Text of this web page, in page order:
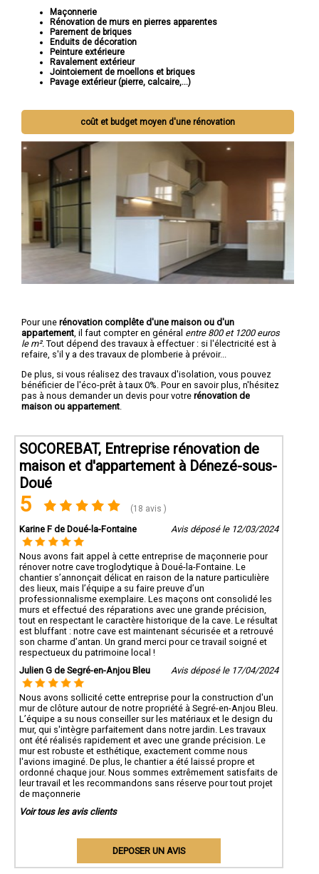
Maçonnerie
Rénovation de murs en pierres apparentes
Parement de briques
Enduits de décoration
Peinture extérieure
Ravalement extérieur
Jointoiement de moellons et briques
Pavage extérieur (pierre, calcaire,...)
coût et budget moyen d'une rénovation
Pour une rénovation complête d'une maison ou d'un
appartement , il faut compter en général entre 800 et 1200 euros
le m². Tout dépend des travaux à effectuer : si l'électricité est à
refaire, s'il y a des travaux de plomberie à prévoir...
De plus, si vous réalisez des travaux d'isolation, vous pouvez
bénéficier de l'éco-prêt à taux 0%. Pour en savoir plus, n'hésitez
pas à nous demander un devis pour votre rénovation de
maison ou appartement
SOCOREBAT, Entreprise rénovation de
maison et d'appartement à Dénezé-sous-
Doué
5 (18 avis )
Karine F de Doué-la-Fontaine Avis déposé le 12/03/2024
Nous avons fait appel à cette entreprise de maçonnerie pour
rénover notre cave troglodytique à Doué-la-Fontaine. Le
chantier s’annonçait délicat en raison de la nature particulière
des lieux, mais l’équipe a su faire preuve d’un
professionnalisme exemplaire. Les maçons ont consolidé les
murs et effectué des réparations avec une grande précision,
tout en respectant le caractère historique de la cave. Le résultat
est bluffant : notre cave est maintenant sécurisée et a retrouvé
son charme d’antan. Un grand merci pour ce travail soigné et
respectueux du patrimoine local !
Julien G de Segré-en-Anjou Bleu
Avis déposé le 17/04/2024
Nous avons sollicité cette entreprise pour la construction d'un
mur de clôture autour de notre propriété à Segré-en-Anjou Bleu.
L’équipe a su nous conseiller sur les matériaux et le design du
mur, qui s'intègre parfaitement dans notre jardin. Les travaux
ont été réalisés rapidement et avec une grande précision. Le
mur est robuste et esthétique, exactement comme nous
l'avions imaginé. De plus, le chantier a été laissé propre et
ordonné chaque jour. Nous sommes extrêmement satisfaits de
leur travail et les recommandons sans réserve pour tout projet
de maçonnerie
Voir tous les avis clients
DEPOSER UN AVIS